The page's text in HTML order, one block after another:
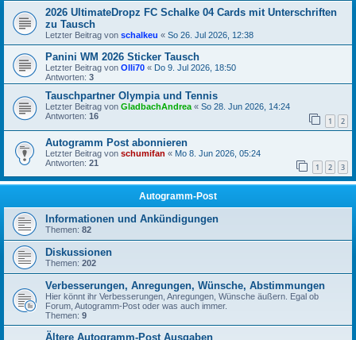
2026 UltimateDropz FC Schalke 04 Cards mit Unterschriften
zu Tausch
Letzter Beitrag von schalkeu « So 26. Jul 2026, 12:38
Panini WM 2026 Sticker Tausch
Letzter Beitrag von Olli70 « Do 9. Jul 2026, 18:50
Antworten: 3
Tauschpartner Olympia und Tennis
Letzter Beitrag von GladbachAndrea « So 28. Jun 2026, 14:24
Antworten: 16 1 2
Autogramm Post abonnieren
Letzter Beitrag von schumifan « Mo 8. Jun 2026, 05:24
Antworten: 21 1 2 3
Autogramm-Post
Informationen und Ankündigungen
Themen: 82
Diskussionen
Themen: 202
Verbesserungen, Anregungen, Wünsche, Abstimmungen
Hier könnt ihr Verbesserungen, Anregungen, Wünsche äußern. Egal ob
Forum, Autogramm-Post oder was auch immer.
Themen: 9
Ältere Autogramm-Post Ausgaben